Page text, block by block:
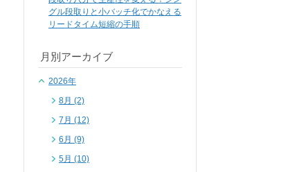
グル段取りと小バッチ化でかなえる
リードタイム短縮の手順
月別アーカイブ
2026年
8月 (2)
7月 (12)
6月 (9)
5月 (10)